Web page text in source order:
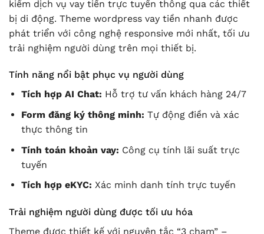
kiếm dịch vụ vay tiền trực tuyến thông qua các thiết
bị di động. Theme wordpress vay tiền nhanh được
phát triển với công nghệ responsive mới nhất, tối ưu
trải nghiệm người dùng trên mọi thiết bị.
Tính năng nổi bật phục vụ người dùng
Tích hợp AI Chat: Hỗ trợ tư vấn khách hàng 24/7
Form đăng ký thông minh: Tự động điền và xác
thực thông tin
Tính toán khoản vay: Công cụ tính lãi suất trực
tuyến
Tích hợp eKYC: Xác minh danh tính trực tuyến
Trải nghiệm người dùng được tối ưu hóa
Theme được thiết kế với nguyên tắc “3 chạm” –